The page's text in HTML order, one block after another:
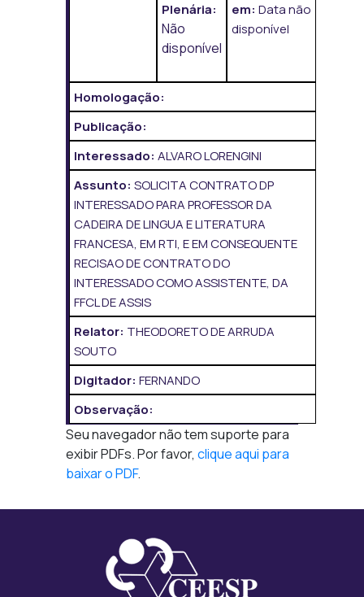
Plenária:
Não
disponível
em: Data não
disponível
Homologação:
Publicação:
Interessado: ALVARO LORENGINI
Assunto: SOLICITA CONTRATO DP
INTERESSADO PARA PROFESSOR DA
CADEIRA DE LINGUA E LITERATURA
FRANCESA, EM RTI, E EM CONSEQUENTE
RECISAO DE CONTRATO DO
INTERESSADO COMO ASSISTENTE, DA
FFCL DE ASSIS
Relator: THEODORETO DE ARRUDA
SOUTO
Digitador: FERNANDO
Observação:
Seu navegador não tem suporte para
exibir PDFs. Por favor, clique aqui para
baixar o PDF.